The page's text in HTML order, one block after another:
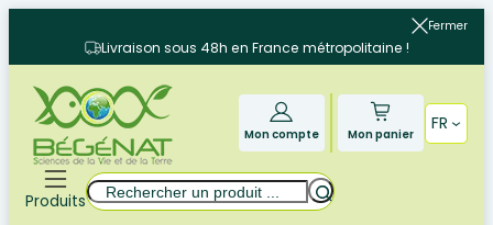
contenu
Fermer
Livraison sous 48h en France métropolitaine !
Mon compte Mon panier
FR
Produits
Rechercher